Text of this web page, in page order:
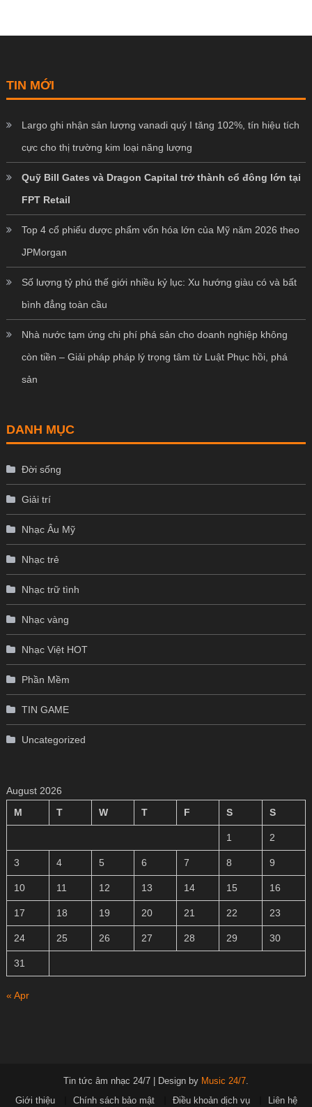
TIN MỚI
Largo ghi nhận sản lượng vanadi quý I tăng 102%, tín hiệu tích
cực cho thị trường kim loại năng lượng
Quỹ Bill Gates và Dragon Capital trở thành cổ đông lớn tại
FPT Retail
Top 4 cổ phiếu dược phẩm vốn hóa lớn của Mỹ năm 2026 theo
JPMorgan
Số lượng tỷ phú thế giới nhiều kỷ lục: Xu hướng giàu có và bất
bình đẳng toàn cầu
Nhà nước tạm ứng chi phí phá sản cho doanh nghiệp không
còn tiền – Giải pháp pháp lý trọng tâm từ Luật Phục hồi, phá
sản
DANH MỤC
Đời sống
Giải trí
Nhạc Âu Mỹ
Nhạc trẻ
Nhạc trữ tình
Nhạc vàng
Nhạc Việt HOT
Phần Mềm
TIN GAME
Uncategorized
August 2026
M
T W T F S S
1 2
3 4 5 6 7 8 9
10 11 12 13 14 15 16
17 18 19 20 21 22 23
24 25 26 27 28 29 30
31
« Apr
Tin tức âm nhạc 24/7 Design by Music 24/7
Giới thiệu
Chính sách bảo mật Điều khoản dịch vụ Liên hệ